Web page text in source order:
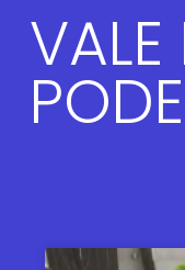
VALE